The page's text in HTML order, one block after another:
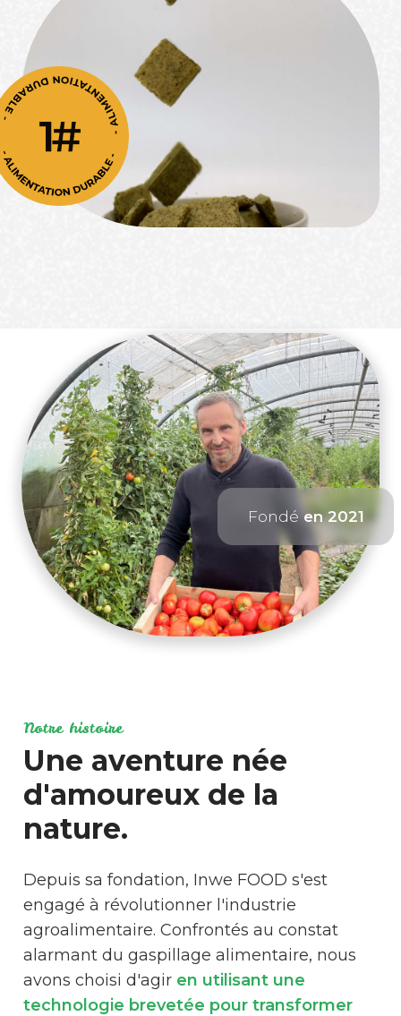
Fondé en 2021
Notre histoire
Une aventure née
d'amoureux de la
nature.
Depuis sa fondation, Inwe FOOD s'est
engagé à révolutionner l'industrie
agroalimentaire. Confrontés au constat
alarmant du gaspillage alimentaire, nous
avons choisi d'agir en utilisant une
technologie brevetée pour transformer